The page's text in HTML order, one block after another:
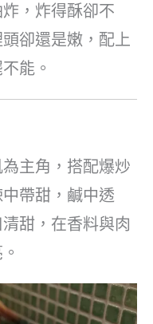
，炸得酥卻不
卻還是嫩，配上
能。
主角，搭配爆炒
帶甜，鹹中透
甜，在香料與肉